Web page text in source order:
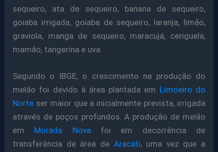
sequeiro, ata de sequeiro, banana de sequeiro,
goiaba irrigada, goiaba de sequeiro, laranja, limão,
graviola, manga de sequeiro, maracujá, ceriguela,
mamão, tangerina e uva.
Segundo o IBGE, o crescimento na produção do
melão foi devido à área plantada em Limoeiro do
Norte ser maior que a inicialmente prevista, irrigada
através de poços profundos. A produção de melão
em Morada Novafoi em decorrência de
transferência de área de Aracati, uma vez que a